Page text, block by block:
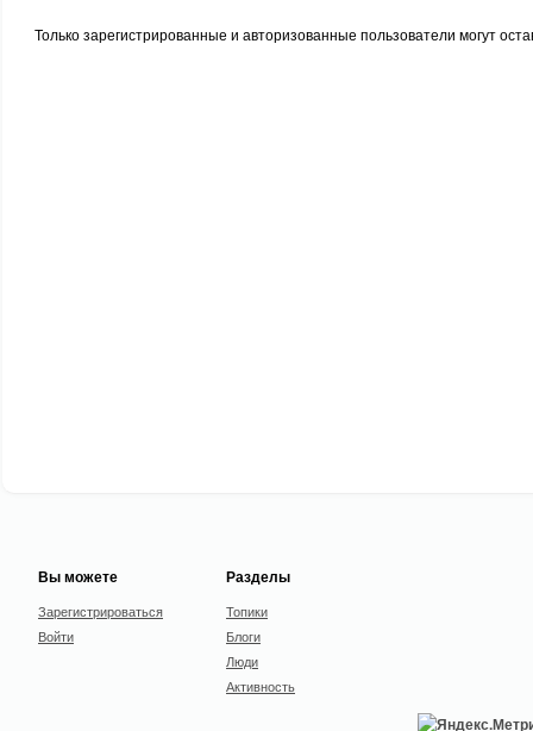
Только зарегистрированные и авторизованные пользователи могут
Вы можете
Зарегистрироваться
Войти
Разделы
Топики
Блоги
Люди
Активность